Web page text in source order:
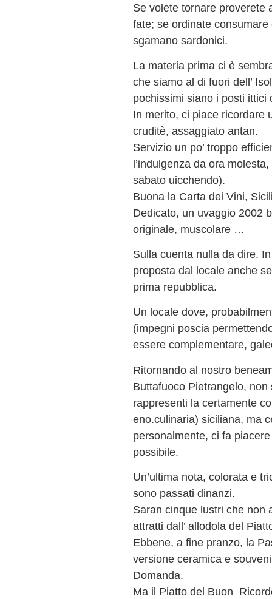
Se volete tornare proverete
fate; se ordinate
sgamano sardonici.
La materia prima ci è
che siamo al di fuori dell’
pochissimi siano i posti
In merito, ci piace ricordare
cruditè, assaggiato antan.
Servizio un po’ troppo
l’indulgenza da ora
sabato uicchendo).
Buona la Carta dei Vini,
Dedicato, un uvaggio 2002
originale, muscolare …
Sulla cuenta nulla da dire.
proposta dal locale anche
prima repubblica.
Un locale dove,
(impegni poscia
essere complementare,
Ritornando al nostro
Buttafuoco Pietrangelo,
rappresenti la certamente
eno.culinaria) siciliana, ma
personalmente, ci fa
possibile.
Un’ultima nota, colorata e
sono passati dinanzi.
Saran cinque lustri che non
attratti dall’ allodola del
Ebbene, a fine pranzo, la
versione ceramica e
Domanda.
Ma il Piatto del Buon